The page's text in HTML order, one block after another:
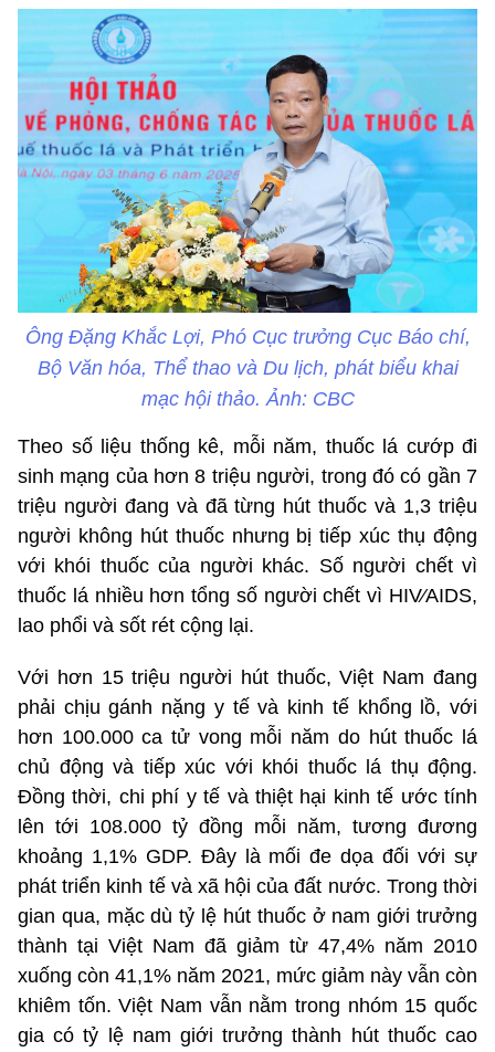
Ông Đặng Khắc Lợi, Phó Cục trưởng Cục Báo chí,
Bộ Văn hóa, Thể thao và Du lịch, phát biểu khai
mạc hội thảo. Ảnh: CBC
Theo số liệu thống kê, mỗi năm, thuốc lá cướp đi
sinh mạng của hơn 8 triệu người, trong đó có gần 7
triệu người đang và đã từng hút thuốc và 1,3 triệu
người không hút thuốc nhưng bị tiếp xúc thụ động
với khói thuốc của người khác. Số người chết vì
thuốc lá nhiều hơn tổng số người chết vì HIV⁄AIDS,
lao phổi và sốt rét cộng lại.
Với hơn 15 triệu người hút thuốc, Việt Nam đang
phải chịu gánh nặng y tế và kinh tế khổng lồ, với
hơn 100.000 ca tử vong mỗi năm do hút thuốc lá
chủ động và tiếp xúc với khói thuốc lá thụ động.
Đồng thời, chi phí y tế và thiệt hại kinh tế ước tính
lên tới 108.000 tỷ đồng mỗi năm, tương đương
khoảng 1,1% GDP. Đây là mối đe dọa đối với sự
phát triển kinh tế và xã hội của đất nước. Trong thời
gian qua, mặc dù tỷ lệ hút thuốc ở nam giới trưởng
thành tại Việt Nam đã giảm từ 47,4% năm 2010
xuống còn 41,1% năm 2021, mức giảm này vẫn còn
khiêm tốn. Việt Nam vẫn nằm trong nhóm 15 quốc
gia có tỷ lệ nam giới trưởng thành hút thuốc cao